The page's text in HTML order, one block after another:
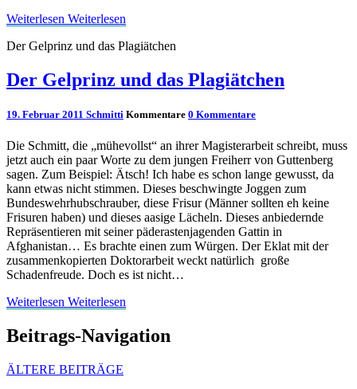
Weiterlesen Weiterlesen
Der Gelprinz und das Plagiätchen
Der Gelprinz und das Plagiätchen
19. Februar 2011 Schmitti Kommentare 0 Kommentare
Die Schmitt, die „mühevollst“ an ihrer Magisterarbeit schreibt, muss
jetzt auch ein paar Worte zu dem jungen Freiherr von Guttenberg
sagen. Zum Beispiel: Ätsch! Ich habe es schon lange gewusst, da
kann etwas nicht stimmen. Dieses beschwingte Joggen zum
Bundeswehrhubschrauber, diese Frisur (Männer sollten eh keine
Frisuren haben) und dieses aasige Lächeln. Dieses anbiedernde
Repräsentieren mit seiner päderastenjagenden Gattin in
Afghanistan… Es brachte einen zum Würgen. Der Eklat mit der
zusammenkopierten Doktorarbeit weckt natürlich große
Schadenfreude. Doch es ist nicht…
Weiterlesen Weiterlesen
Beitrags-Navigation
ÄLTERE BEITRÄGE